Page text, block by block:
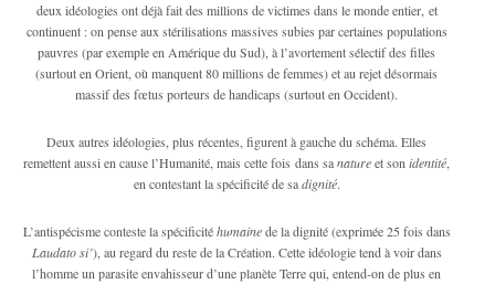
deux idéologies ont déjà fait des millions de victimes dans le monde entier, et
continuent : on pense aux stérilisations massives subies par certaines populations
pauvres (par exemple en Amérique du Sud), à l’avortement sélectif des filles
(surtout en Orient, où manquent 80 millions de femmes) et au rejet désormais
massif des fœtus porteurs de handicaps (surtout en Occident).
Deux autres idéologies, plus récentes, figurent à gauche du schéma. Elles
remettent aussi en cause l’Humanité, mais cette fois dans sanatureet sonidentité,
en contestant la spécificité de sadignité.
L’antispécisme conteste la spécificitéhumainede la dignité (exprimée 25 fois dans
Laudato si’), au regard du reste de la Création. Cette idéologie tend à voir dans
l’homme un parasite envahisseur d’une planète Terre qui, entend-on de plus en